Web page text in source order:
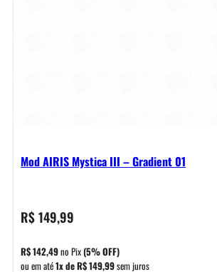
Mod AIRIS Mystica III – Gradient 01
R$149,99
R$142,49no Pix(5% OFF)
ou em até1x deR$149,99sem juros